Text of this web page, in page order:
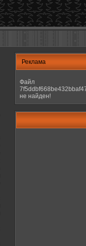
Реклама
Файл
не найден!